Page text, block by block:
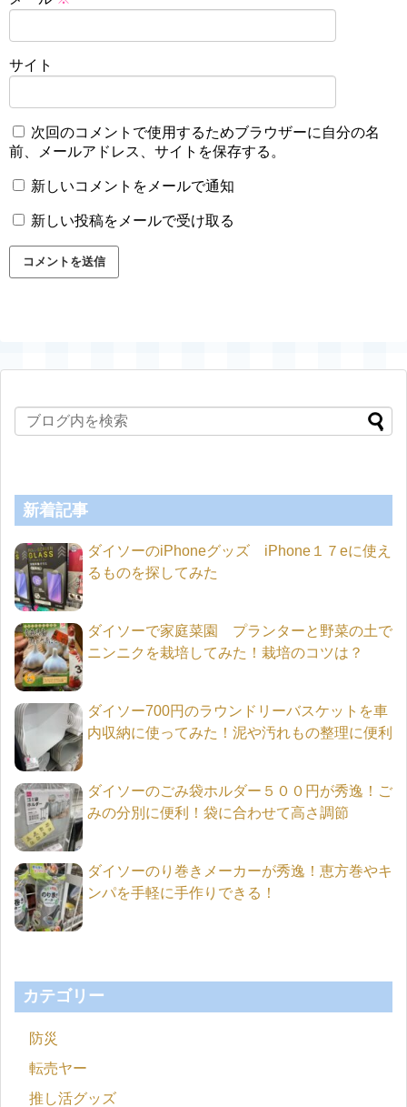
サイト
次回のコメントで使用するためブラウザーに自分の名
前、メールアドレス、サイトを保存する。
新しいコメントをメールで通知
新しい投稿をメールで受け取る
新着記事
ダイソーのiPhoneグッズ iPhone１７eに使え
るものを探してみた
ダイソーで家庭菜園 プランターと野菜の土で
ニンニクを栽培してみた！栽培のコツは？
ダイソー700円のラウンドリーバスケットを車
内収納に使ってみた！泥や汚れもの整理に便利
ダイソーのごみ袋ホルダー５００円が秀逸！ご
みの分別に便利！袋に合わせて高さ調節
ダイソーのり巻きメーカーが秀逸！恵方巻やキ
ンパを手軽に手作りできる！
カテゴリー
防災
転売ヤー
推し活グッズ